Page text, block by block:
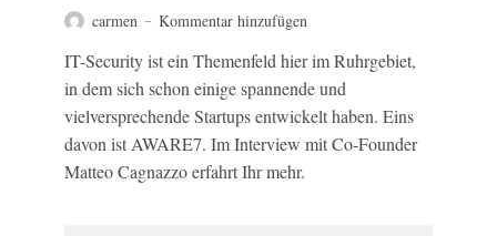
carmen Kommentar hinzufügen
IT-Security ist ein Themenfeld hier im Ruhrgebiet,
in dem sich schon einige spannende und
vielversprechende Startups entwickelt haben. Eins
davon ist AWARE7. Im Interview mit Co-Founder
Matteo Cagnazzo erfahrt Ihr mehr.